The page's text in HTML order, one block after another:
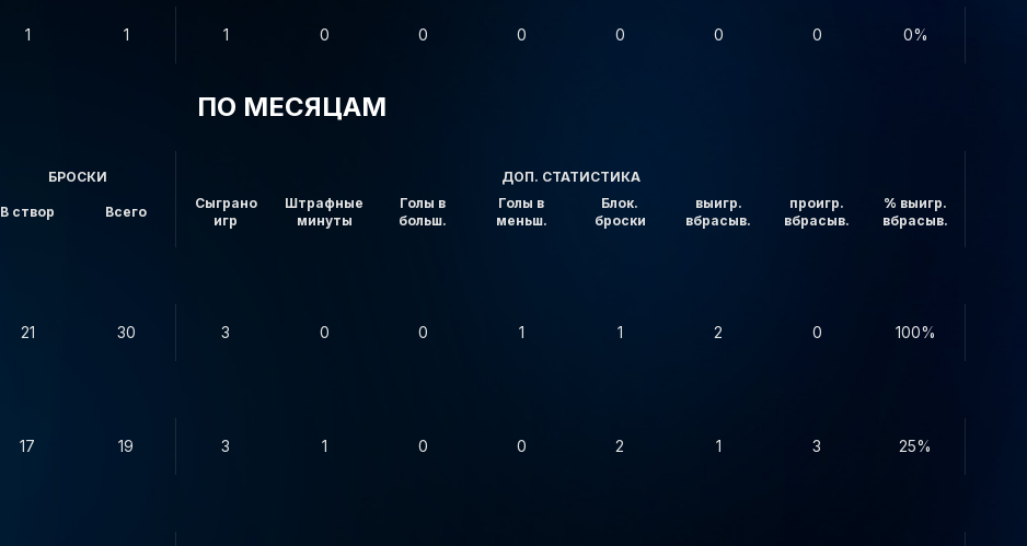
1 1 1 0 0 0 0 0 0 0%
ПО МЕСЯЦАМ
БРОСКИ
В створ Всего
ДОП. СТАТИСТИКА
Сыграно
игр
Штрафные
минуты
Голы в
больш.
Голы в
меньш.
Блок.
броски
выигр.
вбрасыв.
проигр.
вбрасыв.
% выигр.
вбрасыв.
21 30 3 0 0 1 1 2 0 100%
17 19 3 1 0 0 2 1 3 25%